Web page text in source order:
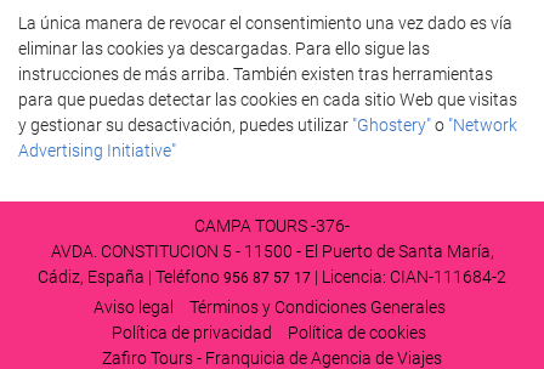
La única manera de revocar el consentimiento una vez dado es vía
eliminar las cookies ya descargadas. Para ello sigue las
instrucciones de más arriba. También existen tras herramientas
para que puedas detectar las cookies en cada sitio Web que visitas
y gestionar su desactivación, puedes utilizar "Ghostery"o "Network
Advertising Initiative"
CAMPA TOURS -376-
AVDA. CONSTITUCION 5 - 11500 - El Puerto de Santa María,
Cádiz, España | Teléfono 956 87 57 17 | Licencia: CIAN-111684-2
Aviso legal
Términos y Condiciones Generales
Política de privacidad
Política de cookies
Zafiro Tours - Franquicia de Agencia de Viajes